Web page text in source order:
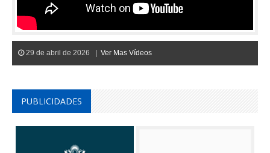
29 de abril de 2026 | Ver Mas Vídeos
PUBLICIDADES